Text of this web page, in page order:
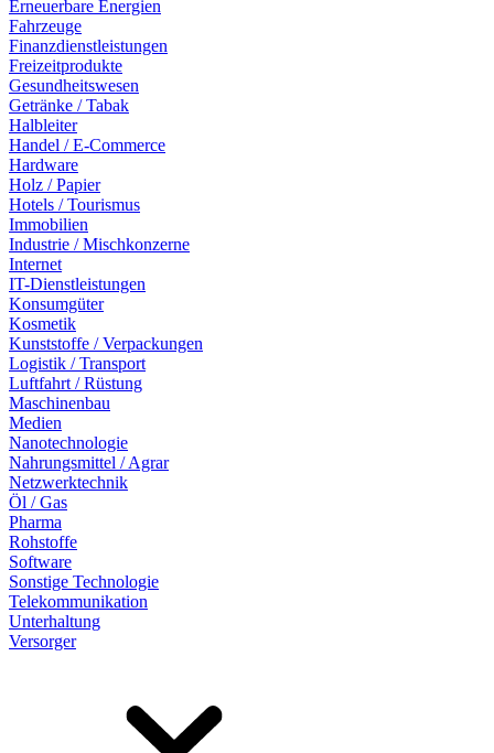
Erneuerbare Energien
Fahrzeuge
Finanzdienstleistungen
Freizeitprodukte
Gesundheitswesen
Getränke / Tabak
Halbleiter
Handel / E-Commerce
Hardware
Holz / Papier
Hotels / Tourismus
Immobilien
Industrie / Mischkonzerne
Internet
IT-Dienstleistungen
Konsumgüter
Kosmetik
Kunststoffe / Verpackungen
Logistik / Transport
Luftfahrt / Rüstung
Maschinenbau
Medien
Nanotechnologie
Nahrungsmittel / Agrar
Netzwerktechnik
Öl / Gas
Pharma
Rohstoffe
Software
Sonstige Technologie
Telekommunikation
Unterhaltung
Versorger